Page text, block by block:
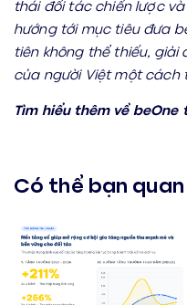
thái đối tác chiến lược
hướng tới mục tiêu đưa
tiên không thể thiếu, giải
của người Việt một cách
Tìm hiểu thêm về beOne
Có thể bạn